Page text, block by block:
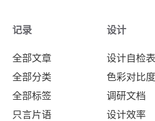
宜用体质
实热、血瘀体质尤宜；血热
宜用病症
记录
全部文章
全部分类
全部标签
只言片语
设计
设计自检表
色彩对比
调研文档
设计效率